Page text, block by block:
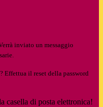
inviato un messaggio
Effettua il reset della password
casella di posta elettronica!